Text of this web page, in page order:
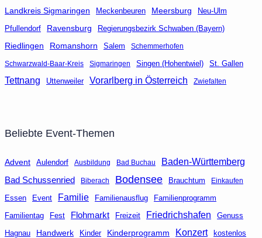
Landkreis Sigmaringen Meckenbeuren Meersburg Neu-Ulm
Pfullendorf Ravensburg Regierungsbezirk Schwaben (Bayern)
Riedlingen Romanshorn Salem Schemmerhofen
Schwarzwald-Baar-Kreis Sigmaringen Singen (Hohentwiel) St. Gallen
Tettnang Uttenweiler Vorarlberg in Österreich Zwiefalten
Beliebte Event-Themen
Advent Aulendorf Ausbildung Bad Buchau
Baden-Württemberg
Bad Schussenried
Biberach Bodensee Brauchtum Einkaufen
Essen Event Familie Familienausflug Familienprogramm
Familientag Fest Flohmarkt Freizeit Friedrichshafen Genuss
Hagnau Handwerk Kinder Kinderprogramm Konzert kostenlos